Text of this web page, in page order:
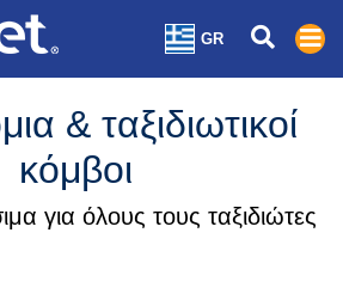
GR
& ταξιδιωτικοί
κόμβοι
για όλους τους ταξιδιώτες